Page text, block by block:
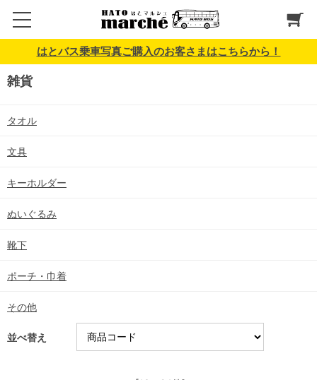
はとバス乗車写真ご購入のお客さまはこちらから！
雑貨
タオル
文具
キーホルダー
ぬいぐるみ
靴下
ポーチ・巾着
その他
並べ替え